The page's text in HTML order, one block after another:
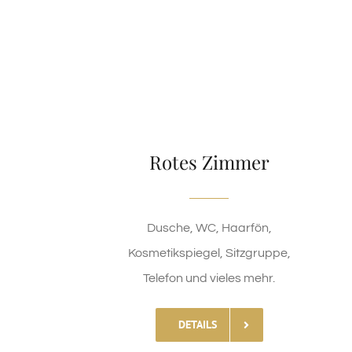
Rotes Zimmer
Dusche, WC, Haarfön,
Kosmetikspiegel, Sitzgruppe,
Telefon und vieles mehr.
DETAILS